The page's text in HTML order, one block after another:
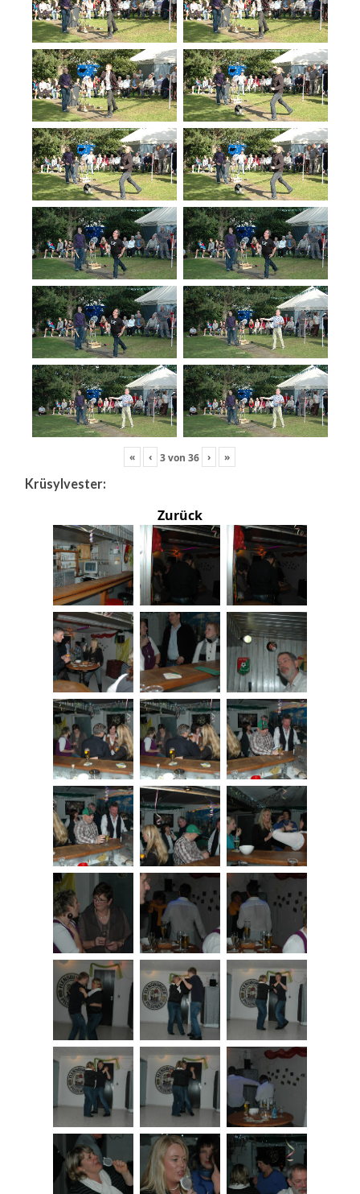
« ‹ 3von36 › »
Krüsylvester:
Zurück